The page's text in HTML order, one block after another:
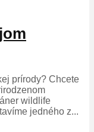
prírody? Chcete
wildlife
jedného z...